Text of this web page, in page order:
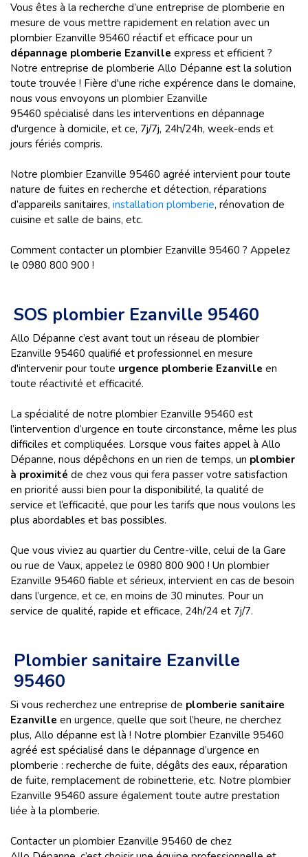
Vous êtes à la recherche d’une entreprise de plomberie en
mesure de vous mettre rapidement en relation avec un
plombier Ezanville 95460 réactif et efficace pour un
dépannage plomberie Ezanville express et efficient ?
Notre entreprise de plomberie Allo Dépanne est la solution
toute trouvée ! Fière d'une riche expérence dans le domaine,
nous vous envoyons un plombier Ezanville
95460 spécialisé dans les interventions en dépannage
d'urgence à domicile, et ce, 7j/7j, 24h/24h, week-ends et
jours fériés compris.
Notre plombier Ezanville 95460 agréé intervient pour toute
nature de fuites en recherche et détection, réparations
d’appareils sanitaires, installation plomberie, rénovation de
cuisine et salle de bains, etc.
Comment contacter un plombier Ezanville 95460 ? Appelez
le 0980 800 900 !
SOS plombier Ezanville 95460
Allo Dépanne c’est avant tout un réseau de plombier
Ezanville 95460 qualifié et professionnel en mesure
d'intervenir pour toute urgence plomberie Ezanville en
toute réactivité et efficacité.
La spécialité de notre plombier Ezanville 95460 est
l’intervention d’urgence en toute circonstance, même les plus
difficiles et compliquées. Lorsque vous faites appel à Allo
Dépanne, nous dépêchons en un rien de temps, un plombier
à proximité de chez vous qui fera passer votre satisfaction
en priorité aussi bien pour la disponibilité, la qualité de
service et l‘efficacité, que pour les tarifs que nous voulons les
plus abordables et bas possibles.
Que vous viviez au quartier du Centre-ville, celui de la Gare
ou rue de Vaux, appelez le 0980 800 900 ! Un plombier
Ezanville 95460 fiable et sérieux, intervient en cas de besoin
dans l’urgence, et ce, en moins de 30 minutes. Pour un
service de qualité, rapide et efficace, 24h/24 et 7j/7.
Plombier sanitaire Ezanville
95460
Si vous recherchez une entreprise de plomberie sanitaire
Ezanville en urgence, quelle que soit l’heure, ne cherchez
plus, Allo dépanne est là ! Notre plombier Ezanville 95460
agréé est spécialisé dans le dépannage d’urgence en
plomberie : recherche de fuite, dégâts des eaux, réparation
de fuite, remplacement de robinetterie, etc. Notre plombier
Ezanville 95460 assure également toute autre prestation
liée à la plomberie.
Contacter un plombier Ezanville 95460 de chez